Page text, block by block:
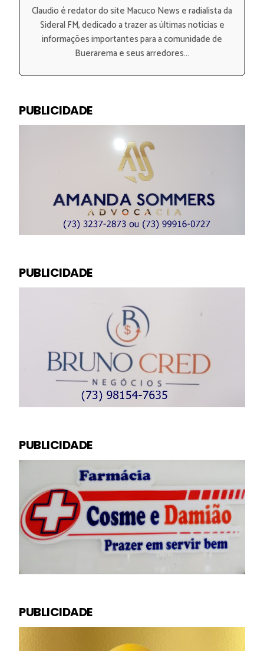
Claudio é redator do site Macuco News e radialista da
Sideral FM, dedicado a trazer as últimas notícias e
informações importantes para a comunidade de
Buerarema e seus arredores...
PUBLICIDADE
PUBLICIDADE
PUBLICIDADE
PUBLICIDADE